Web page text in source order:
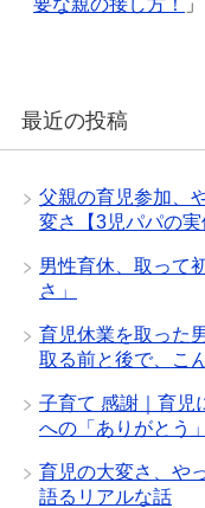
開
最近の投稿
父親の育児参加、
変さ【3児パパの実
男性育休、取って
さ」
育児休業を取った
取る前と後で、こ
子育て 感謝｜育児
への「ありがとう」
育児の大変さ、や
語るリアルな話